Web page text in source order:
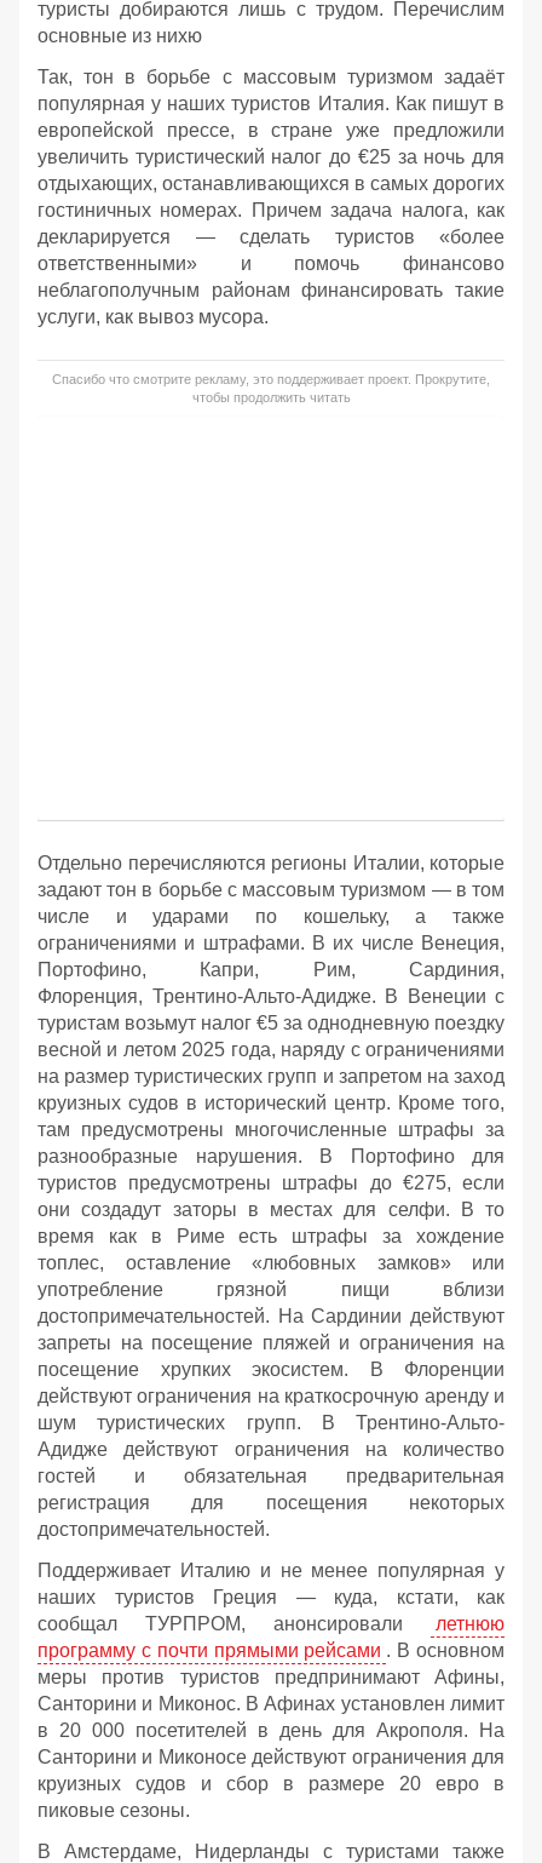
туристы добираются лишь с трудом. Перечислим
основные из нихю
Так, тон в борьбе с массовым туризмом задаёт
популярная у наших туристов Италия. Как пишут в
европейской прессе, в стране уже предложили
увеличить туристический налог до €25 за ночь для
отдыхающих, останавливающихся в самых дорогих
гостиничных номерах. Причем задача налога, как
декларируется — сделать туристов «более
ответственными» и помочь финансово
неблагополучным районам финансировать такие
услуги, как вывоз мусора.
Спасибо что смотрите рекламу, это поддерживает проект. Прокрутите,
чтобы продолжить читать
Отдельно перечисляются регионы Италии, которые
задают тон в борьбе с массовым туризмом — в том
числе и ударами по кошельку, а также
ограничениями и штрафами. В их числе Венеция,
Портофино, Капри, Рим, Сардиния,
Флоренция, Трентино-Альто-Адидже. В Венеции с
туристам возьмут налог €5 за однодневную поездку
весной и летом 2025 года, наряду с ограничениями
на размер туристических групп и запретом на заход
круизных судов в исторический центр. Кроме того,
там предусмотрены многочисленные штрафы за
разнообразные нарушения. В Портофино для
туристов предусмотрены штрафы до €275, если
они создадут заторы в местах для селфи. В то
время как в Риме есть штрафы за хождение
топлес, оставление «любовных замков» или
употребление грязной пищи вблизи
достопримечательностей. На Сардинии действуют
запреты на посещение пляжей и ограничения на
посещение хрупких экосистем. В Флоренции
действуют ограничения на краткосрочную аренду и
шум туристических групп. В Трентино-Альто-
Адидже действуют ограничения на количество
гостей и обязательная предварительная
регистрация для посещения некоторых
достопримечательностей.
Поддерживает Италию и не менее популярная у
наших туристов Греция — куда, кстати, как
сообщал ТУРПРОМ, анонсировали
летнюю
программу с почти прямыми рейсами . В основном
меры против туристов предпринимают Афины,
Санторини и Миконос. В Афинах установлен лимит
в 20 000 посетителей в день для Акрополя. На
Санторини и Миконосе действуют ограничения для
круизных судов и сбор в размере 20 евро в
пиковые сезоны.
В Амстердаме, Нидерланды с туристами также